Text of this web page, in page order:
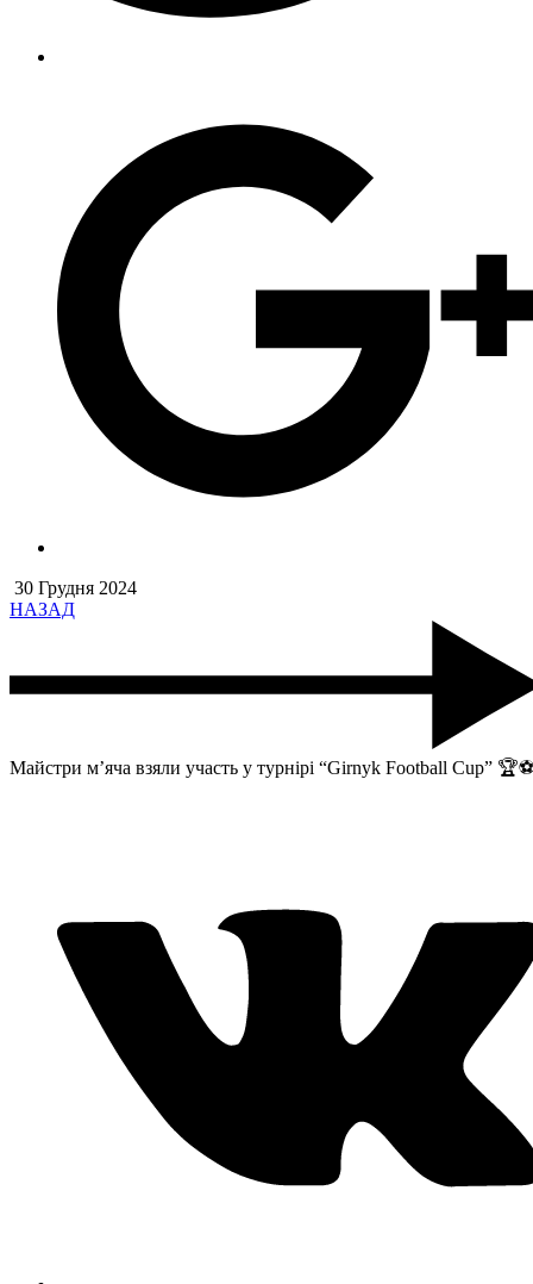
30 Грудня 2024
НАЗАД
Майстри м’яча взяли участь у турнірі “Girnyk Football Cup”